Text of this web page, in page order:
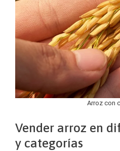
Arroz con
Vender arroz en
y categorías